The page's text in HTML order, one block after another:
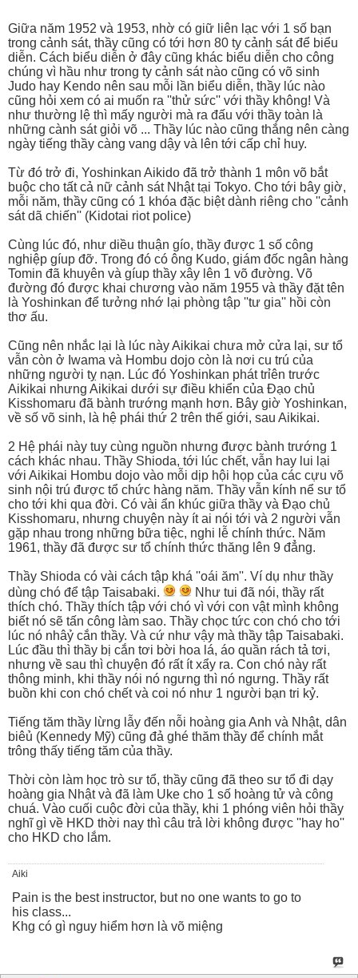
Giữa năm 1952 và 1953, nhờ có giữ liên lạc với 1 số bạn
trong cảnh sát, thầy cũng có tới hơn 80 ty cảnh sát để biểu
diễn. Cách biểu diễn ở đây cũng khác biểu diễn cho công
chúng vì hầu như trong ty cảnh sát nào cũng có võ sinh
Judo hay Kendo nên sau mỗi lần biểu diễn, thầy lúc nào
cũng hỏi xem có ai muốn ra ''thử sức'' với thầy không! Và
như thường lệ thì mấy người mà ra đấu với thầy toàn là
những cành sát giỏi võ ... Thầy lúc nào cũng thắng nên càng
ngày tiếng thầy càng vang dậy và lên tới cấp chỉ huy.
Từ đó trở đi, Yoshinkan Aikido đã trở thành 1 môn võ bắt
buộc cho tất cả nữ cảnh sát Nhật tại Tokyo. Cho tới bây giờ,
mỗi năm, thầy cũng có 1 khóa đặc biệt dành riêng cho ''cảnh
sát dã chiến'' (Kidotai riot police)
Cùng lúc đó, như diều thuận gío, thầy được 1 số công
nghiệp gíup đỡ. Trong đó có ông Kudo, giám đốc ngân hàng
Tomin đã khuyên và gíup thầy xây lên 1 võ đường. Võ
đường đó được khai chương vào năm 1955 và thầy đặt tên
là Yoshinkan để tưởng nhớ lại phòng tập ''tư gia'' hồi còn
thơ ấu.
Cũng nên nhắc lại là lúc này Aikikai chưa mở cửa lại, sư tổ
vẫn còn ở Iwama và Hombu dojo còn là nơi cu trú của
những người tỵ nạn. Lúc đó Yoshinkan phát trỉên trước
Aikikai nhưng Aikikai dưới sự điều khiển của Đạo chủ
Kisshomaru đã bành trướng mạnh hơn. Bây giờ Yoshinkan,
về số võ sinh, là hệ phái thứ 2 trên thế giới, sau Aikikai.
2 Hệ phái này tuy cùng nguồn nhưng được bành trướng 1
cách khác nhau. Thầy Shioda, tới lúc chết, vẫn hay lui lại
với Aikikai Hombu dojo vào mỗi dịp hội họp của các cựu võ
sinh nội trú được tổ chức hàng năm. Thầy vẫn kính nể sư tổ
cho tới khi qua đời. Có vài ẩn khúc giữa thầy và Đạo chủ
Kisshomaru, nhưng chuyện này ít ai nói tới và 2 người vẫn
gặp nhau trong những bữa tiệc, nghi lễ chính thức. Năm
1961, thầy đã được sư tổ chính thức thăng lên 9 đẳng.
Thầy Shioda có vài cách tập khá ''oái ăm''. Ví dụ như thầy
dùng chó để tập Taisabaki.
Như tui đã nói, thầy rất
thích chó. Thầy thích tập với chó vì với con vật mình không
biết nó sẽ tấn công làm sao. Thầy chọc tức con chó cho tới
lúc nó nhâỷ cắn thầy. Và cứ như vậy mà thầy tập Taisabaki.
Lúc đầu thì thầy bị cắn tơi bời hoa lá, áo quần rách tả tơi,
nhưng về sau thì chuyện đó rất ít xẩy ra. Con chó này rất
thông minh, khi thầy nói nó ngưng thì nó ngưng. Thầy rất
buồn khi con chó chết và coi nó như 1 người bạn tri kỷ.
Tiếng tăm thầy lừng lẫy đến nỗi hoàng gia Anh và Nhật, dân
biêủ (Kennedy Mỹ) cũng đả ghé thăm thầy để chính mắt
trông thấy tiếng tăm của thầy.
Thời còn làm học trò sư tổ, thầy cũng đã theo sư tổ đi dạy
hoàng gia Nhật và đã làm Uke cho 1 số hoàng tử và công
chuá. Vào cuối cuộc đời của thầy, khi 1 phóng viên hỏi thầy
nghĩ gì về HKD thời nay thì câu trả lời không được ''hay ho''
cho HKD cho lắm.
Aiki
Pain is the best instructor, but no one wants to go to
his class...
Khg có gì nguy hiểm hơn là võ miệng